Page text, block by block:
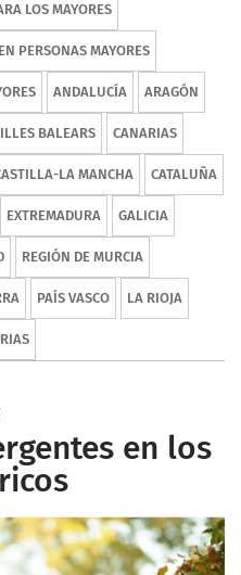
LOS MAYORES
PERSONAS MAYORES
ANDALUCÍA ARAGÓN
ILLES BALEARS CANARIAS
LA MANCHA CATALUÑA
EXTREMADURA GALICIA
REGIÓN DE MURCIA
PAÍS VASCO LA RIOJA
en los